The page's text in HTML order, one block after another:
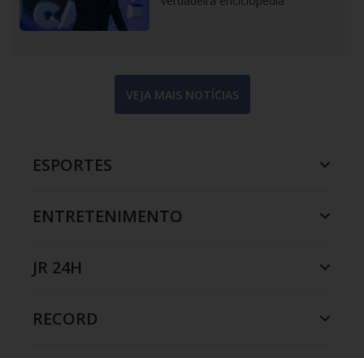
VEJA MAIS NOTÍCIAS
ESPORTES
ENTRETENIMENTO
JR 24H
RECORD